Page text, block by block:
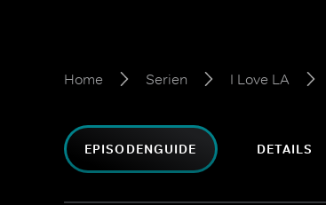
Home Serien I Love LA
EPISODENGUIDE DETAILS